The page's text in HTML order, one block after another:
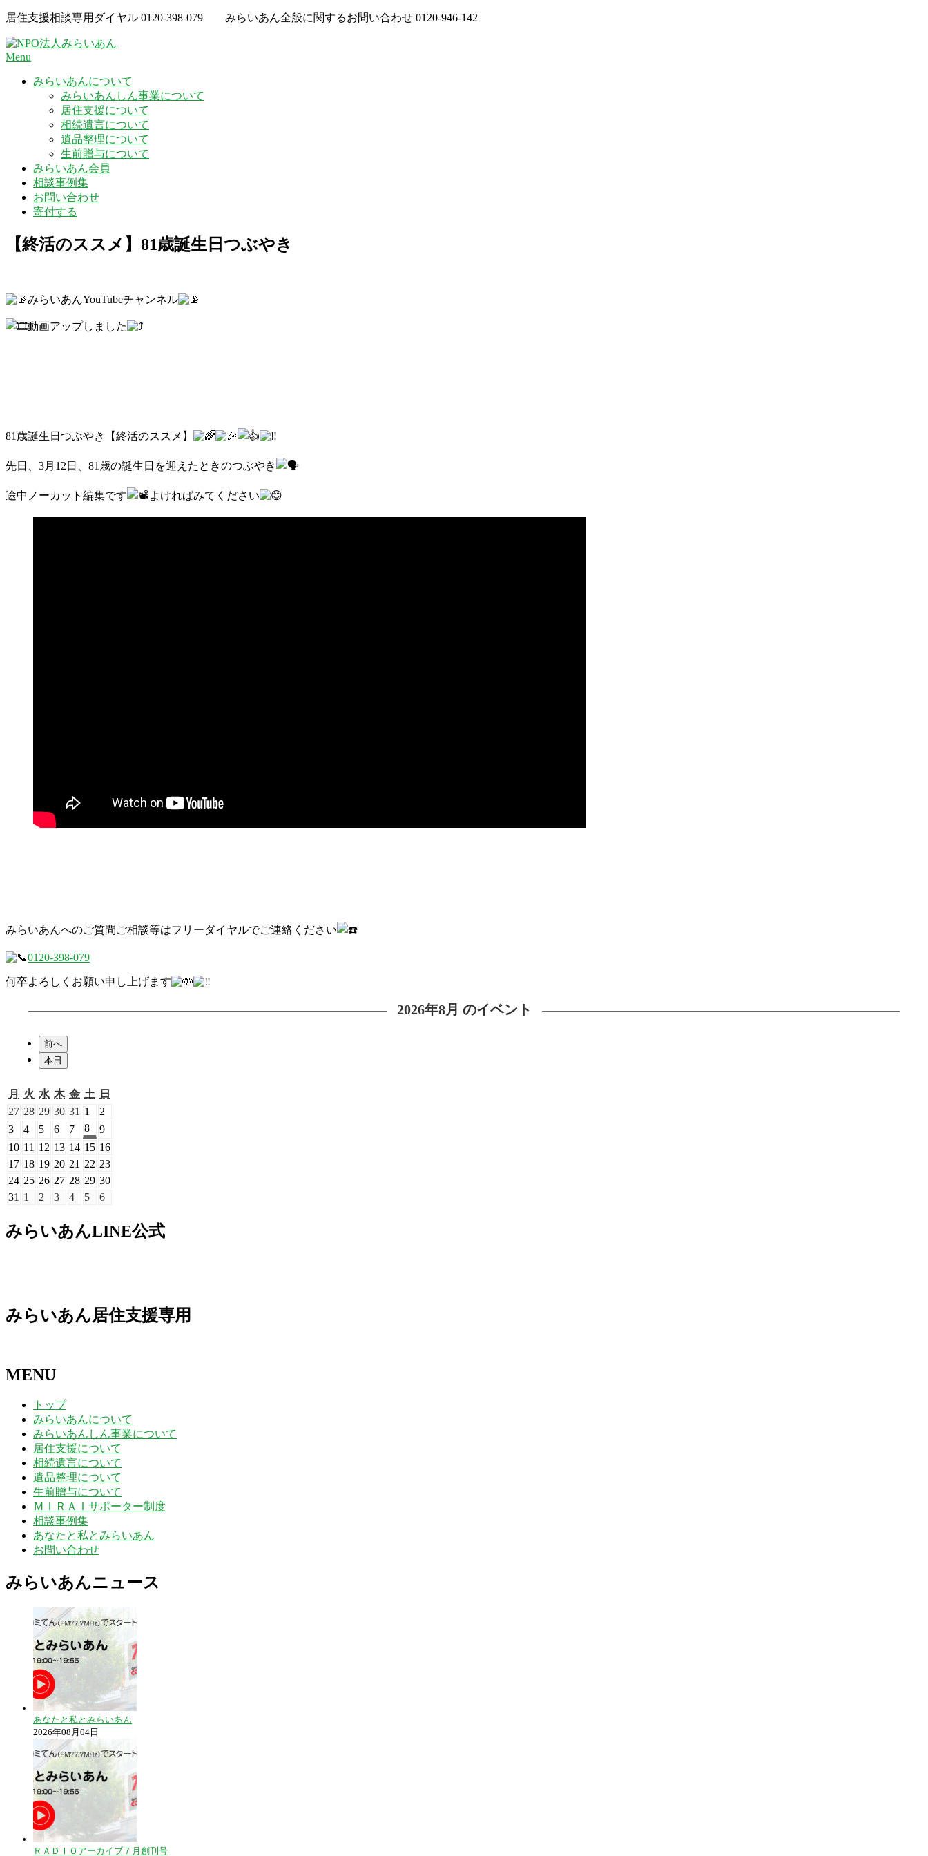
Skip
content
居住支援相談専用ダイヤル 0120-398-079 みらいあん全般に関するお問い合わせ 0120-946-142
Menu
みらいあんについて
みらいあんしん事業について
居住支援について
相続遺言について
遺品整理について
生前贈与について
みらいあん会員
相談事例集
お問い合わせ
寄付する
【終活のススメ】81歳誕生日つぶやき
みらいあんYouTubeチャンネル
動画アップしました
81歳誕生日つぶやき【終活のススメ】
先日、3月12日、81歳の誕生日を迎えたときのつぶやき
途中ノーカット編集です よければみてください
みらいあんへのご質問ご相談等はフリーダイヤルでご連絡ください
0120-398-079
何卒よろしくお願い申し上げます
2026年8月 のイベント
前へ
本日
月
月
曜
火 火
曜
水 水
曜
木木
曜
金金
曜
日
土 土
曜
日
272026
年
月
27
日
282026
年
月
28
日
292026
年
月
29
日
302026
年
月
30
日
31 2026
年
7
月
31
日
1
2026
8
月
1
日
2
月
2
日
32026
年
月
3
日
42026
年
月
4
52026
年
月
5
62026
年
月
6
日
72026
年
月
7
82026
年
8
月
8
日
92026
年
月
9
日
102026
年
月
10
11 2026
年
月
11
12 2026
年
月
12
132026
年
月
13
142026
年
月
14
152026
年
月
15
162026
172026
年
月
日
182026
年
月
日
192026
年
月
日
202026
年
月
日
21 2026
年
月
日
22 2026
年
月
日
232026
年
日
242026
年
24
252026
年
25
262026
年
26
272026
年
27
282026
年
28
292026
年
29
302026
30
31 2026
月
1
2026
9
月
2 2026
9
月
32026
9
月
42026
月
52026
9
月
62026
9
月
みらいあんLINE公式
みらいあん居住支援専用
MENU
トップ
みらいあんについて
みらいあんしん事業について
居住支援について
相続遺言について
遺品整理について
生前贈与について
ＭＩＲＡＩサポーター制度
相談事例集
あなたと私とみらいあん
お問い合わせ
みらいあんニュース
あなたと私とみらいあん
2026年08月04日
ＲＡＤＩＯアーカイブ７月創刊号